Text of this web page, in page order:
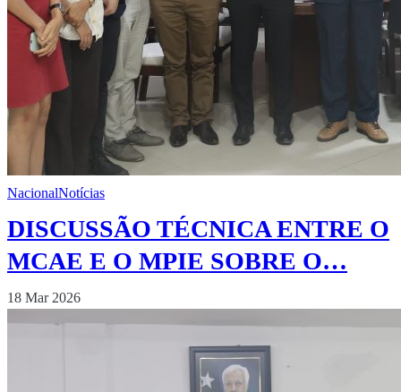
NacionalNotícias
DISCUSSÃO TÉCNICA ENTRE O
MCAE E O MPIE SOBRE O…
18 Mar 2026